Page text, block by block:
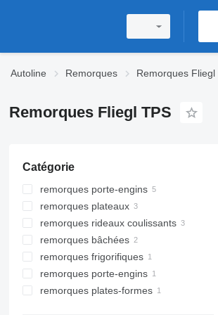
Autoline Remorques Remorques Fliegl
Remorques Fliegl TPS
Catégorie
remorques porte-engins
remorques plateaux
remorques rideaux coulissants
remorques bâchées
remorques frigorifiques
remorques porte-engins
remorques plates-formes